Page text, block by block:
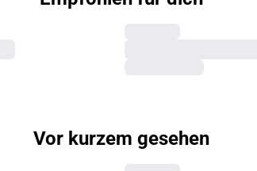
Vor kurzem gesehen